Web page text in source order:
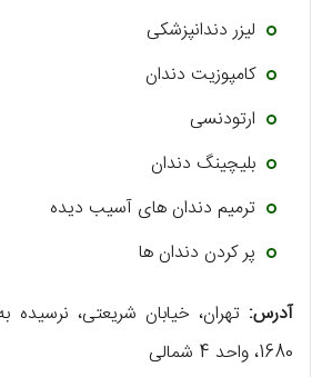
لیزر دندانپزشکی
کامپوزیت دندان
ارتودنسی
بلیچینگ دندان
ترمیم دندان های آسیب دیده
پر کردن دندان ها
آدرس: تهران، خیابان شریعتی،
1680، واحد 4 شمالی